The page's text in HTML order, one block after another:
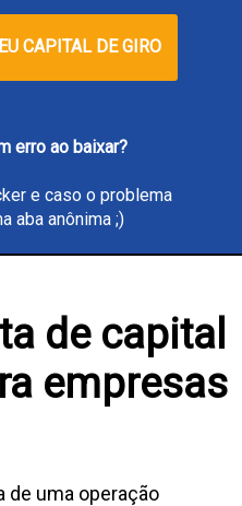
CAPITAL DE GIRO
erro ao baixar?
e caso o problema
aba anônima ;)
de capital
empresas
de uma operação